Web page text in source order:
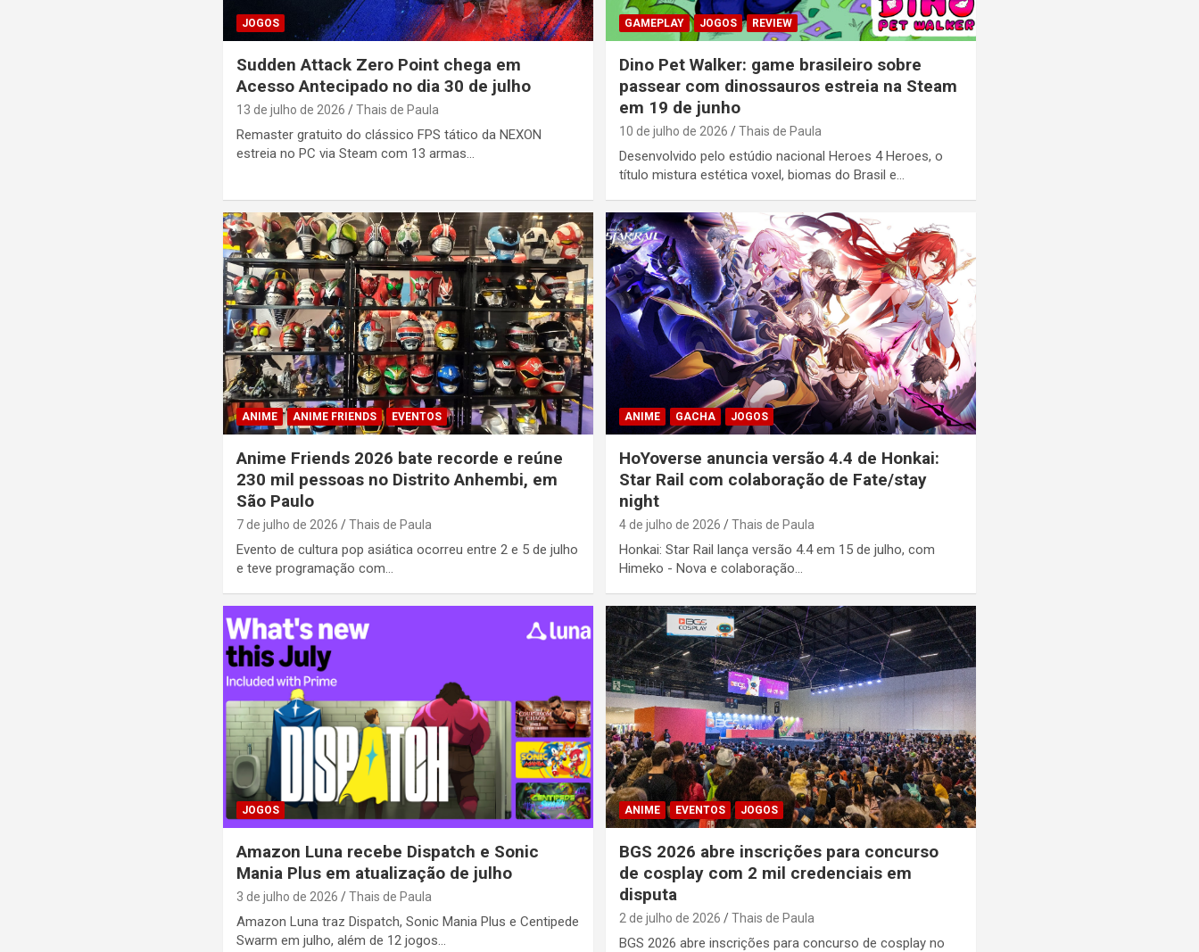
JOGOS
Sudden Attack Zero Point chega em
Acesso Antecipado no dia 30 de julho
13 de julho de 2026 Thais de Paula
Remaster gratuito do clássico FPS tático da NEXON
estreia no PC via Steam com 13 armas…
GAMEPLAY JOGOS REVIEW
Dino Pet Walker: game brasileiro sobre
passear com dinossauros estreia na Steam
em 19 de junho
10 de julho de 2026 Thais de Paula
Desenvolvido pelo estúdio nacional Heroes 4 Heroes, o
título mistura estética voxel, biomas do Brasil e…
ANIME ANIME FRIENDS EVENTOS
Anime Friends 2026 bate recorde e reúne
230 mil pessoas no Distrito Anhembi, em
São Paulo
7 de julho de 2026 Thais de Paula
Evento de cultura pop asiática ocorreu entre 2 e 5 de julho
e teve programação com…
ANIME GACHA JOGOS
HoYoverse anuncia versão 4.4 de Honkai:
Star Rail com colaboração de Fate/stay
night
4 de julho de 2026 Thais de Paula
Honkai: Star Rail lança versão 4.4 em 15 de julho, com
Himeko - Nova e colaboração…
JOGOS
Amazon Luna recebe Dispatch e Sonic
Mania Plus em atualização de julho
3 de julho de 2026 Thais de Paula
Amazon Luna traz Dispatch, Sonic Mania Plus e Centipede
Swarm em julho, além de 12 jogos…
ANIME EVENTOS JOGOS
BGS 2026 abre inscrições para concurso
de cosplay com 2 mil credenciais em
disputa
2 de julho de 2026 Thais de Paula
BGS 2026 abre inscrições para concurso de cosplay no